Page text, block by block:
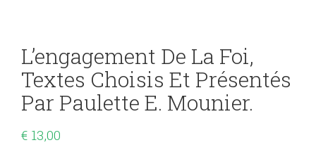
L’engagement De La Foi,
Textes Choisis Et Présentés
Par Paulette E. Mounier.
€ 13,00